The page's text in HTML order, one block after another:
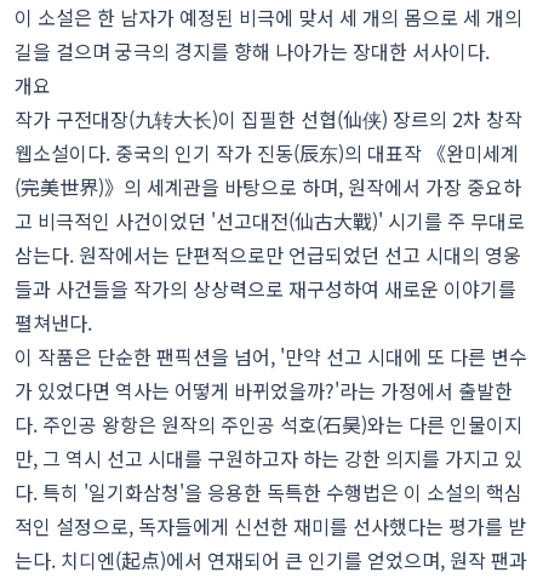
이 소설은 한 남자가 예정된 비극에 맞서 세 개의 몸으로 세 개의
길을 걸으며 궁극의 경지를 향해 나아가는 장대한 서사이다.
개요
작가 구전대장(九转大长)이 집필한 선협(仙侠) 장르의 2차 창작
웹소설이다. 중국의 인기 작가 진동(辰东)의 대표작 《완미세계
(完美世界)》의 세계관을 바탕으로 하며, 원작에서 가장 중요하
고 비극적인 사건이었던 '선고대전(仙古大戰)' 시기를 주 무대로
삼는다. 원작에서는 단편적으로만 언급되었던 선고 시대의 영웅
들과 사건들을 작가의 상상력으로 재구성하여 새로운 이야기를
펼쳐낸다.
이 작품은 단순한 팬픽션을 넘어, '만약 선고 시대에 또 다른 변수
가 있었다면 역사는 어떻게 바뀌었을까?'라는 가정에서 출발한
다. 주인공 왕항은 원작의 주인공 석호(石昊)와는 다른 인물이지
만, 그 역시 선고 시대를 구원하고자 하는 강한 의지를 가지고 있
다. 특히 '일기화삼청'을 응용한 독특한 수행법은 이 소설의 핵심
적인 설정으로, 독자들에게 신선한 재미를 선사했다는 평가를 받
는다. 치디엔(起点)에서 연재되어 큰 인기를 얻었으며, 원작 팬과